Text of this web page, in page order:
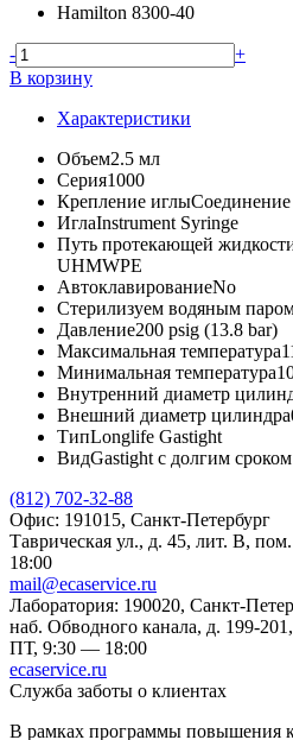
Hamilton 8300-40
-
+
В корзину
Характеристики
Объем2.5 мл
Серия1000
Крепление иглы
ИглаInstrument Syringe
Путь протекающей
UHMWPE
АвтоклавированиеNo
Стерилизуем водяным
Давление200 psig (13.8 bar)
Максимальная температура
Минимальная температура
Внутренний диаметр
Внешний диаметр цилиндра
ТипLonglife Gastight
ВидGastight с долгим
(812) 702-32-88
Офис: 191015, Санкт-Петербург
Таврическая ул., д. 45, лит. В,
18:00
mail@ecaservice.ru
Лаборатория: 190020, Санкт-
наб. Обводного канала, д. 199-
ПТ, 9:30 — 18:00
ecaservice.ru
Служба заботы о клиентах
В рамках программы повышения